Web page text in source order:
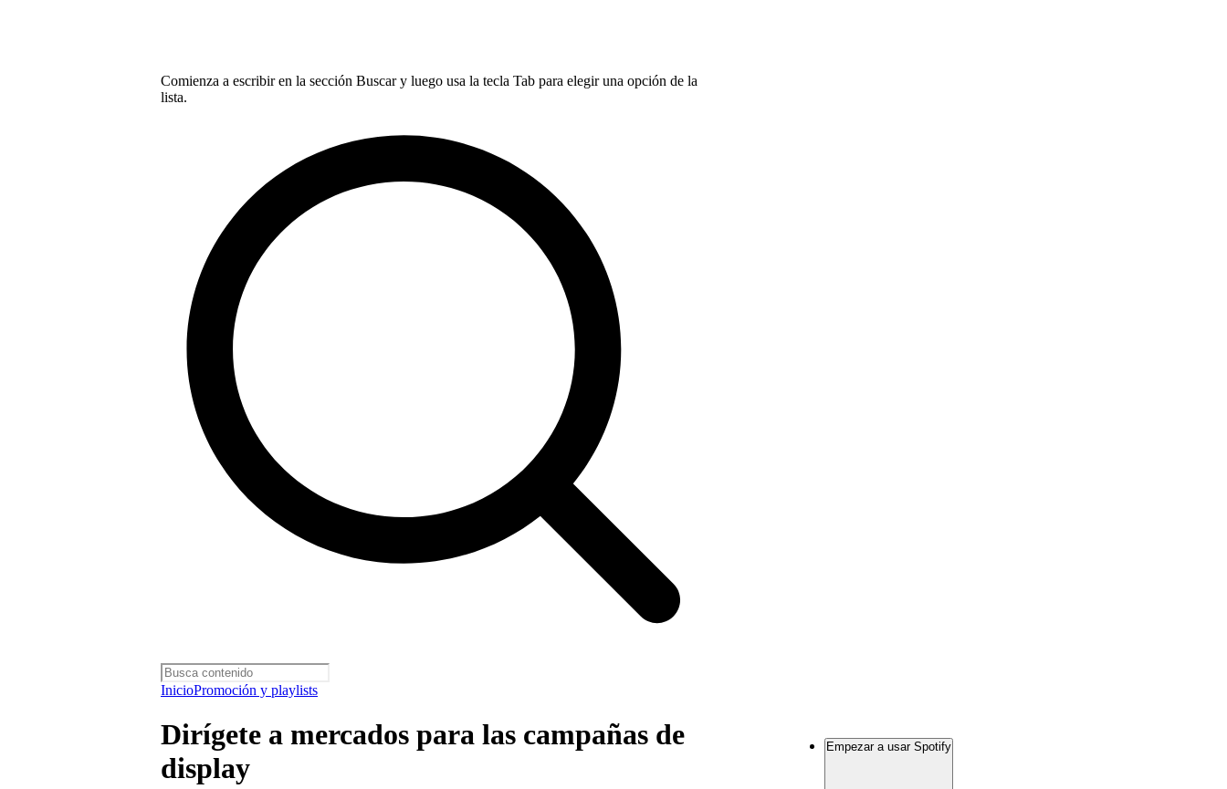
Comienza a escribir en la sección Buscar y luego usa la tecla Tab para elegir una opción de la
lista.
InicioPromoción y playlists
Dirígete a mercados para las campañas de
display
Empezar a usar Spotify